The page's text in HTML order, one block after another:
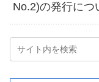
No.2)の発行につ